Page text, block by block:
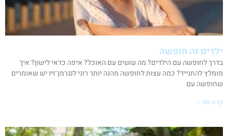
ילדים זה חופשה
בדרך לחופשה עם הילדים? מה עושים עם האוכל? איפה כדאי לישון? איך
מומלץ להתנייד? כמה עצות לחופשה מהנה יותר רוני לנגרמן־זיו יש שאומרים
שחופשה עם
קרא עוד »